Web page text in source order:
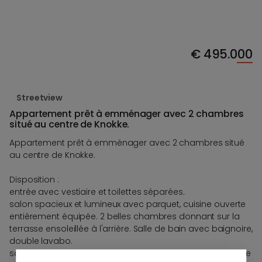
€495.000
Streetview
Appartement prêt à emménager avec 2 chambres
situé au centre de Knokke.
Appartement prêt à emménager avec 2 chambres situé
au centre de Knokke.
Disposition :
entrée avec vestiaire et toilettes séparées.
salon spacieux et lumineux avec parquet, cuisine ouverte
entièrement équipée. 2 belles chambres donnant sur la
terrasse ensoleillée à l'arrière. Salle de bain avec baignoire,
double lavabo.
salle de bain avec baignoire, double lavabo, une première